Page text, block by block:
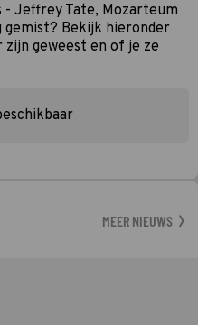
- Jeffrey Tate, Mozarteum
Bekijk hieronder
geweest en of je ze
MEER NIEUWS